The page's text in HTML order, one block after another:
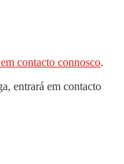
contacto connosco.
entrará em contacto